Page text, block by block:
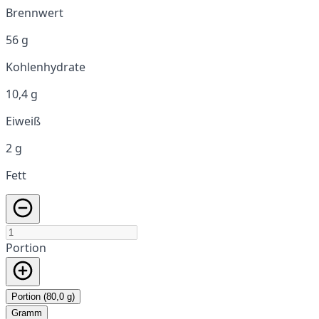
Brennwert
56 g
Kohlenhydrate
10,4 g
Eiweiß
2 g
Fett
Portion
Portion (80,0 g)
Gramm